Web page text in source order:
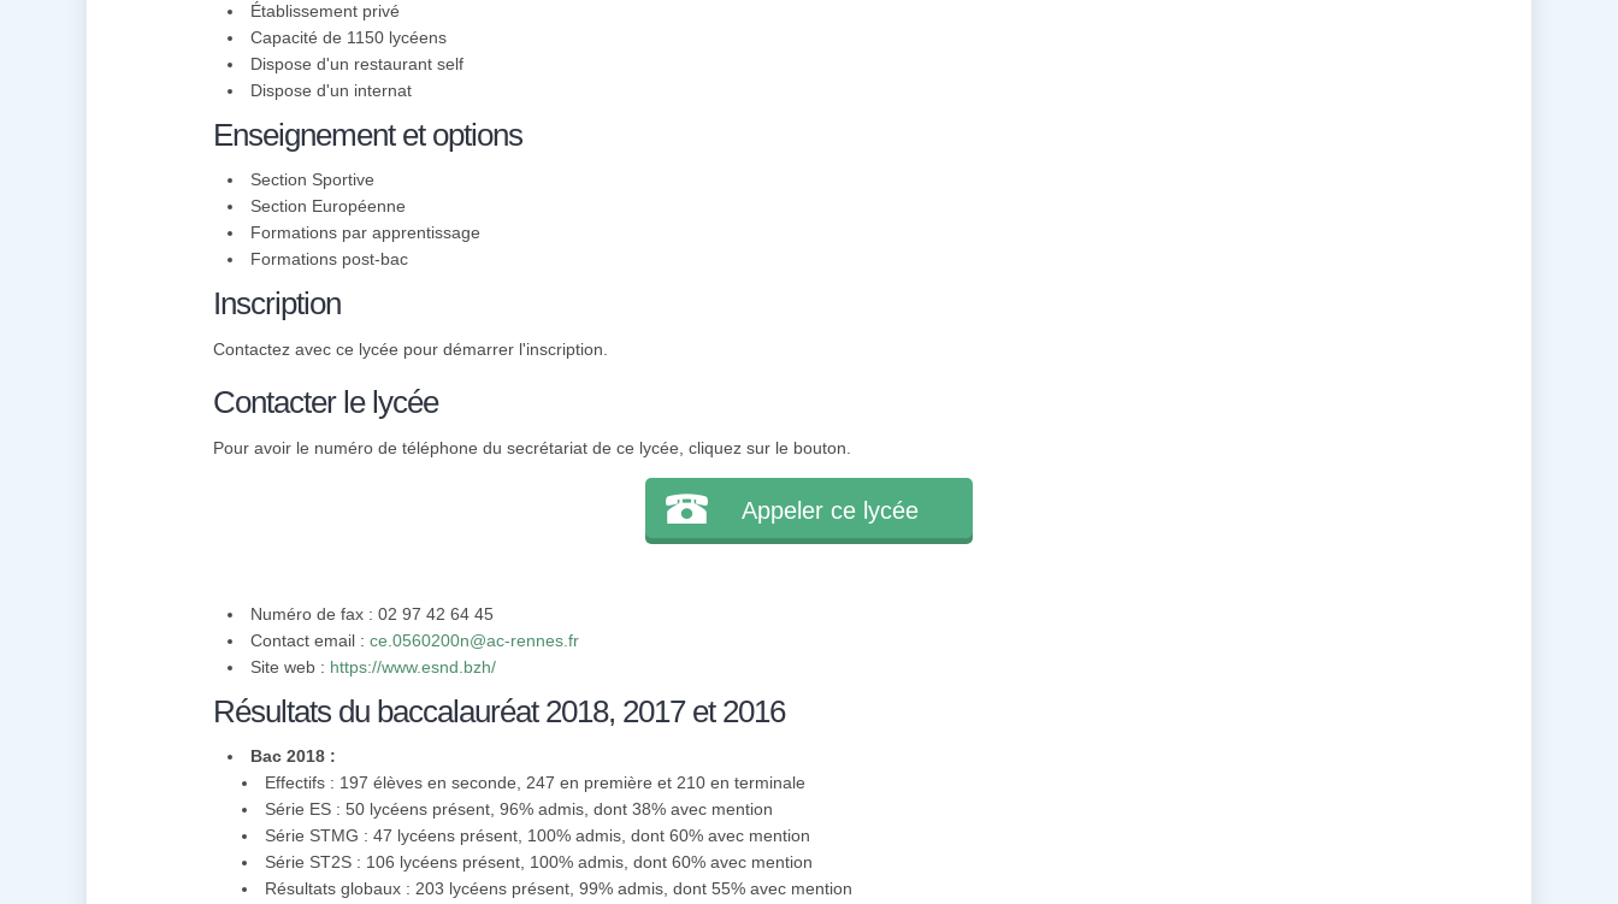
Établissement privé
Capacité de 1150 lycéens
Dispose d'un restaurant self
Dispose d'un internat
Enseignement et options
Section Sportive
Section Européenne
Formations par apprentissage
Formations post-bac
Inscription
Contactez avec ce lycée pour démarrer l'inscription.
Contacter le lycée
Pour avoir le numéro de téléphone du secrétariat de ce lycée, cliquez sur le bouton.
Appeler ce lycée
Numéro de fax : 02 97 42 64 45
Contact email : ce.0560200n@ac-rennes.fr
Site web : https://www.esnd.bzh/
Résultats du baccalauréat 2018, 2017 et 2016
Bac 2018 :
Effectifs : 197 élèves en seconde, 247 en première et 210 en terminale
Série ES : 50 lycéens présent, 96% admis, dont 38% avec mention
Série STMG : 47 lycéens présent, 100% admis, dont 60% avec mention
Série ST2S : 106 lycéens présent, 100% admis, dont 60% avec mention
Résultats globaux : 203 lycéens présent, 99% admis, dont 55% avec mention